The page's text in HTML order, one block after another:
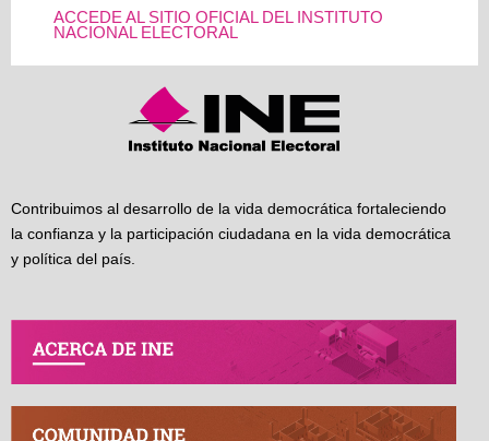
ACCEDE AL SITIO OFICIAL DEL INSTITUTO
NACIONAL ELECTORAL
Contribuimos al desarrollo de la vida democrática fortaleciendo
la confianza y la participación ciudadana en la vida democrática
y política del país.